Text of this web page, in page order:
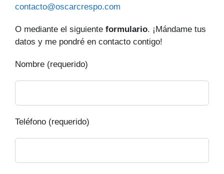
contacto@oscarcrespo.com
O mediante el siguiente formulario. ¡Mándame tus
datos y me pondré en contacto contigo!
Nombre (requerido)
Teléfono (requerido)